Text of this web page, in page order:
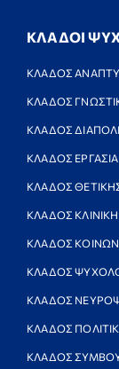
ΚΛΑΔΟΙ
ΚΛΑΔΟΣ
ΚΛΑΔΟΣ
ΚΛΑΔΟΣ
ΚΛΑΔΟΣ
ΚΛΑΔΟΣ
ΚΛΑΔΟΣ
ΚΛΑΔΟΣ
ΚΛΑΔΟΣ
ΚΛΑΔΟΣ
ΚΛΑΔΟΣ
ΚΛΑΔΟΣ